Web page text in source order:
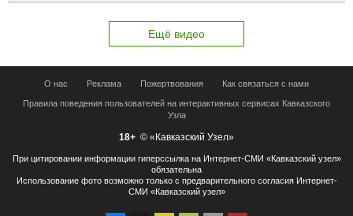
Ещё видео
О нас Реклама Пожертвования Как связаться с нами
Правила поведения пользователей на интерактивных сервисах Кавказского
Узла
18+ © «Кавказский Узел»
При цитировании информации гиперссылка на Интернет-СМИ «Кавказский узел»
обязательна
Использование фото возможно только с предварительного согласия Интернет-
СМИ «Кавказский узел»